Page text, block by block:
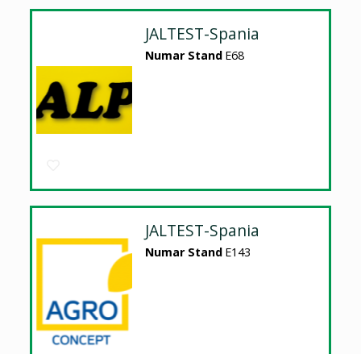
JALTEST-Spania
Numar Stand E68
JALTEST-Spania
Numar Stand E143